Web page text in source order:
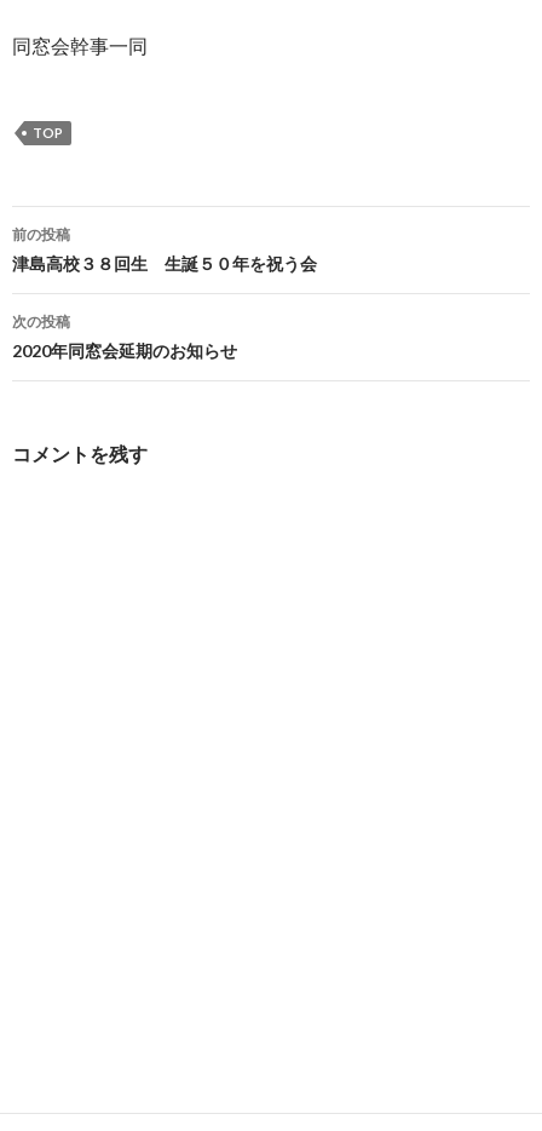
同窓会幹事一同
TOP
投
稿
ナ
ビ
ゲ
前の投稿
津島高校３８回生 生誕５０年を祝う会
次の投稿
2020年同窓会延期のお知らせ
コメントを残す